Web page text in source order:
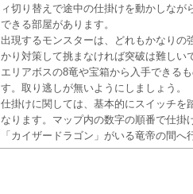
ィ切り替えで途中の仕掛けを動かしな
できる部屋があります。
出現するモンスターは、どれもかなりの
かり対策して挑まなければ突破は難しい
エリアボスの8竜や宝箱から入手できる
す。取り逃しが無いようにしましょう。
仕掛けに関しては、基本的にスイッチを
なります。マップ内の数字の順番で仕
「カイザードラゴン」がいる竜帝の間へ